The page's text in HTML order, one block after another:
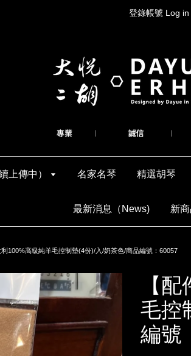
登錄帳號 Log in
上傳中） 名家名琴 精選胡琴
最新消息（News) 新
利100%高級純羊毛控制墊(4份)/入/奶茶色/商品編號：60057
【
毛控
編號